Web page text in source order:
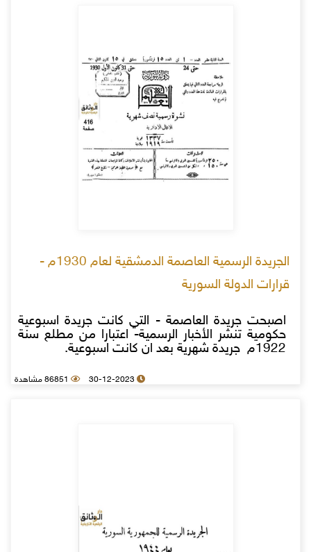
الجريدة الرسمية العاصمة الدمشقية لعام 1930م -
قرارات الدولة السورية
اصبحت جريدة العاصمة - التي كانت جريدة اسبوعية
حكومية تنشر الأخبار الرسمية- اعتبارا من مطلع سنة
1922م جريدة شهرية بعد ان كانت اسبوعية.
30-12-2023 86851 مشاهدة